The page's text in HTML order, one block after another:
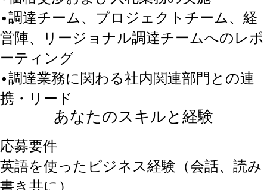
•調達チーム、プロジェクトチーム、経
営陣、リージョナル調達チームへのレポ
ーティング
•調達業務に関わる社内関連部門との連
携・リード
あなたのスキルと経験
応募要件
英語を使ったビジネス経験（会話、読み
書き共に）